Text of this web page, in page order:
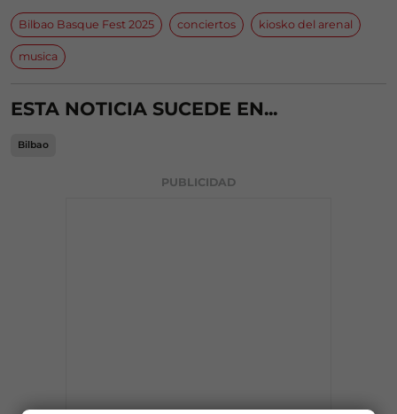
Bilbao Basque Fest 2025 conciertos kiosko del arenal
musica
ESTA NOTICIA SUCEDE EN...
Bilbao
PUBLICIDAD